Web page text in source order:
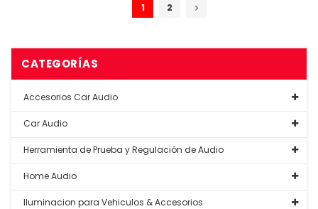
1 2
CATEGORÍAS
Accesorios Car Audio
Car Audio
Herramienta de Prueba y Regulación de Audio
Home Audio
Iluminacion para Vehiculos & Accesorios